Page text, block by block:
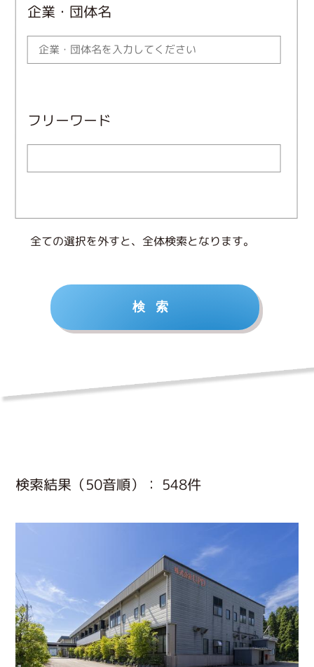
企業・団体名
フリーワード
全ての選択を外すと、全体検索となります。
検索
検索結果（50音順）： 548件